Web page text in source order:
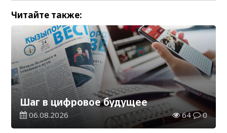
Читайте также:
Шаг в цифровое будущее
06.08.2026 64 0